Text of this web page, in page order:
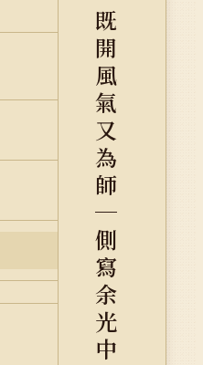
既
開
風
氣
又
為
師
─
側
寫
余
光
中